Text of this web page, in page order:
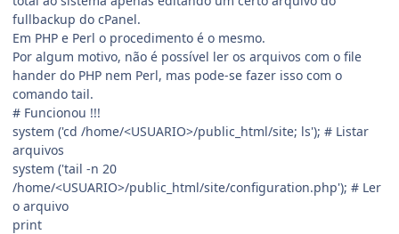
fullbackup do cPanel.
Em PHP e Perl o procedimento é o mesmo.
Por algum motivo, não é possível ler os arquivos com o file
hander do PHP nem Perl, mas pode-se fazer isso com o
comando tail.
# Funcionou !!!
system ('cd /home/<USUARIO>/public_html/site; ls'); # Listar
arquivos
system ('tail -n 20
/home/<USUARIO>/public_html/site/configuration.php'); # Ler
o arquivo
print